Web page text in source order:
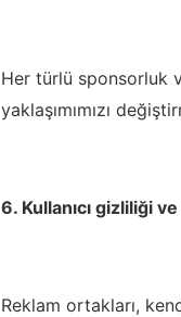
Her türlü sponsorluk
yaklaşımımızı
6. Kullanıcı gizliliği
Reklam ortakları,